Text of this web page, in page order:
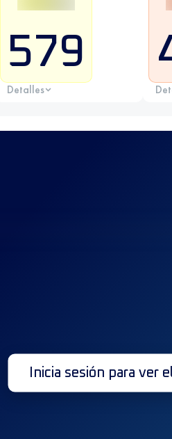
579
Detalles
Inicia sesión para ver